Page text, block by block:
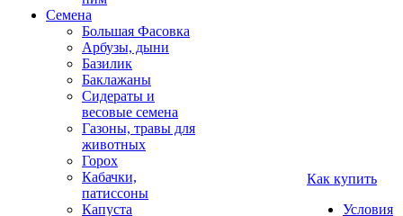
Семена
Большая Фасовка
Арбузы, дыни
Базилик
Баклажаны
Сидераты и
весовые семена
Газоны, травы для
животных
Горох
Кабачки,
патиссоны
Капуста
Как купить
Условия